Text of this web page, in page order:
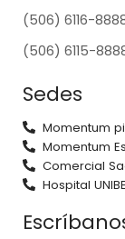
(506) 6116-
(506) 6115-
Sedes
Momentum
Momentum
Comercial
Hospital